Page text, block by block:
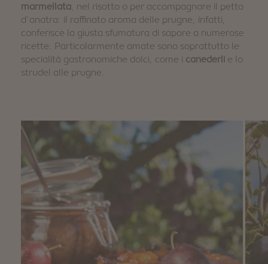
marmellata , nel risotto o per accompagnare il petto
d’anatra: il raffinato aroma delle prugne, infatti,
conferisce la giusta sfumatura di sapore a numerose
ricette. Particolarmente amate sono soprattutto le
specialità gastronomiche dolci, come i canederli e lo
strudel alle prugne.